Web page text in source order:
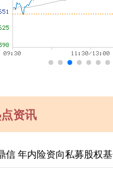
资讯
信 年内险资向私募股权